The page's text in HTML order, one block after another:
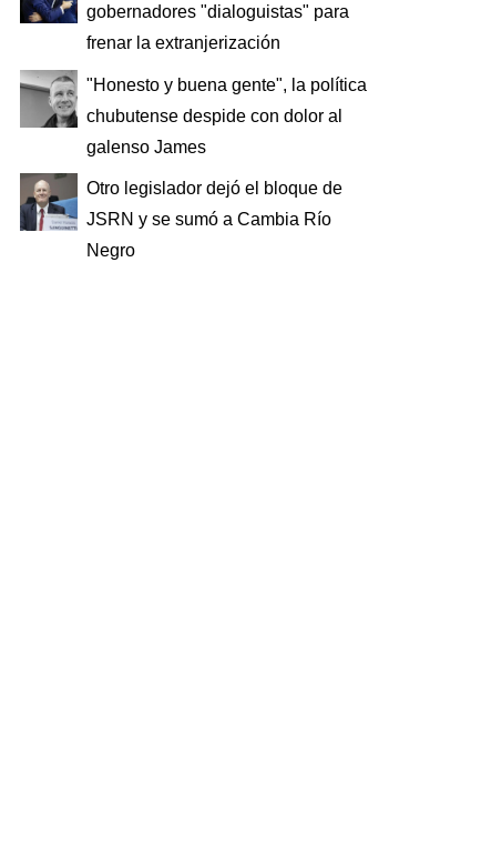
gobernadores "dialoguistas" para
frenar la extranjerización
"Honesto y buena gente", la política
chubutense despide con dolor al
galenso James
Otro legislador dejó el bloque de
JSRN y se sumó a Cambia Río
Negro